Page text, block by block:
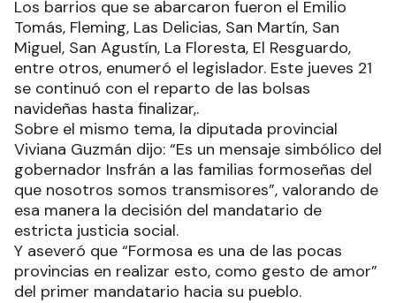
Los barrios que se abarcaron fueron el Emilio
Tomás, Fleming, Las Delicias, San Martín, San
Miguel, San Agustín, La Floresta, El Resguardo,
entre otros, enumeró el legislador. Este jueves 21
se continuó con el reparto de las bolsas
navideñas hasta finalizar,.
Sobre el mismo tema, la diputada provincial
Viviana Guzmán dijo: “Es un mensaje simbólico del
gobernador Insfrán a las familias formoseñas del
que nosotros somos transmisores”, valorando de
esa manera la decisión del mandatario de
estricta justicia social.
Y aseveró que “Formosa es una de las pocas
provincias en realizar esto, como gesto de amor”
del primer mandatario hacia su pueblo.